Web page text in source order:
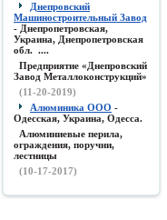
Днепровский
Машиностроительный Завод
- Днепропетровская,
Украина, Днепропетровская
обл. ....
Предприятие «Днепровский
Завод Металлоконструкций»
(11-20-2019)
Алюминика ООО -
Одесская, Украина, Одесса.
Алюминиевые перила,
ограждения, поручни,
лестницы
(10-17-2017)